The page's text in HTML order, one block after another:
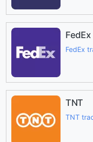
FedEx
FedEx
TNT
TNT